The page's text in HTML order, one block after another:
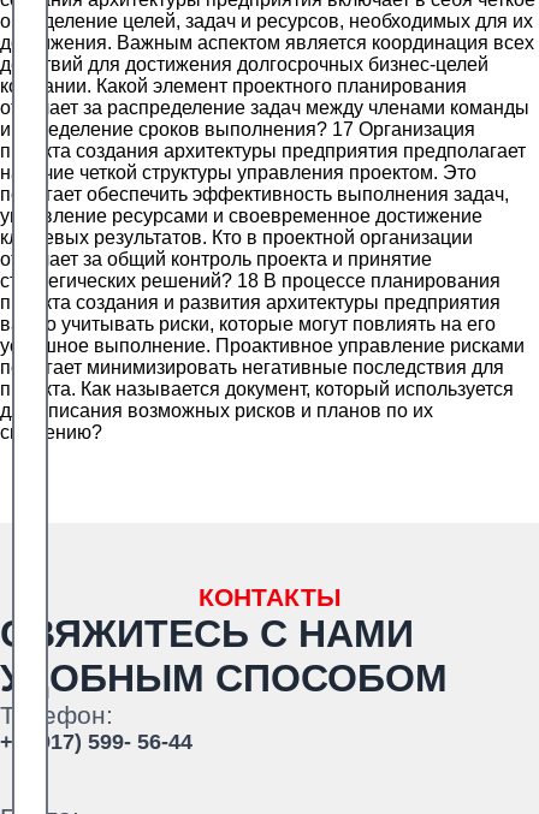
определение целей, задач и ресурсов, необходимых для их
достижения. Важным аспектом является координация всех
действий для достижения долгосрочных бизнес-целей
компании. Какой элемент проектного планирования
отвечает за распределение задач между членами команды
и определение сроков выполнения? 17 Организация
проекта создания архитектуры предприятия предполагает
наличие четкой структуры управления проектом. Это
помогает обеспечить эффективность выполнения задач,
управление ресурсами и своевременное достижение
ключевых результатов. Кто в проектной организации
отвечает за общий контроль проекта и принятие
стратегических решений? 18 В процессе планирования
проекта создания и развития архитектуры предприятия
важно учитывать риски, которые могут повлиять на его
успешное выполнение. Проактивное управление рисками
помогает минимизировать негативные последствия для
проекта. Как называется документ, который используется
для описания возможных рисков и планов по их
снижению?
КОНТАКТЫ
СВЯЖИТЕСЬ С НАМИ
УДОБНЫМ СПОСОБОМ
Телефон:
+7 (917) 599- 56-44